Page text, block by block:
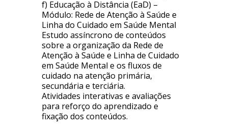
f) Educação à Distância (EaD) –
Módulo: Rede de Atenção à Saúde e
Linha do Cuidado em Saúde Mental
Estudo assíncrono de conteúdos
sobre a organização da Rede de
Atenção à Saúde e Linha de Cuidado
em Saúde Mental e os fluxos de
cuidado na atenção primária,
secundária e terciária.
Atividades interativas e avaliações
para reforço do aprendizado e
fixação dos conteúdos.